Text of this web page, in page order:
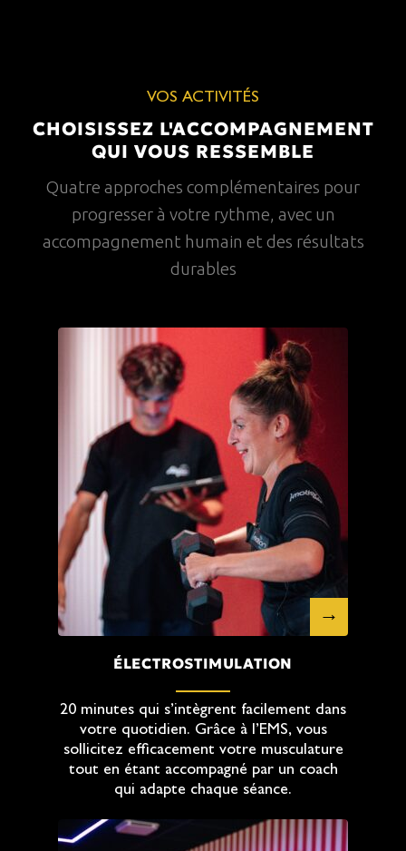
VOS ACTIVITÉS
CHOISISSEZ L'ACCOMPAGNEMENT
QUI VOUS RESSEMBLE
Quatre approches complémentaires pour
progresser à votre rythme, avec un
accompagnement humain et des résultats
durables
ÉLECTROSTIMULATION
20 minutes qui s’intègrent facilement dans
votre quotidien. Grâce à l’EMS, vous
sollicitez efficacement votre musculature
tout en étant accompagné par un coach
qui adapte chaque séance.